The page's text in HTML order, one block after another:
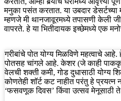
मनुका पसंत करतात. या उबदार डेसर्टच्या
म्हणजे मी थानजावूरमध्ये तपासणी केली
वापरते. हे या भितीदायक इच्छेमध्ये एक
गरीबांचे पोत योग्य मिळविणे महत्वाचे आहे.
पोतसह चांगले आहे. केशर (जे काही
वेलची शक्ती कमी, गोड दुधासाठी योग्य
कोणतेही शॉर्ट कट नाहीत परंतु हे
‘फसवणूक दिवस’ किंवा उत्सव मेनूसाठी